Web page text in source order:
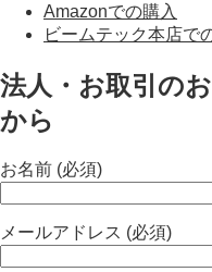
Amazonでの購入
ビームテック本店で
法人・お取引の
から
お名前 (必須)
メールアドレス (必須)